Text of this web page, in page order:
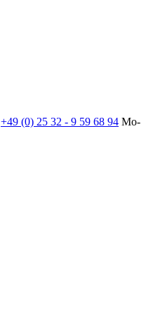
+49 (0) 25 32 - 9 59 68 94 Mo-